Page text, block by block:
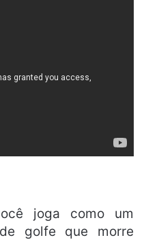
joga como um
golfe que morre